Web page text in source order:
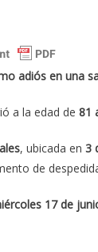
adiós en una
a la edad de 81
, ubicada en 3
de
17 de